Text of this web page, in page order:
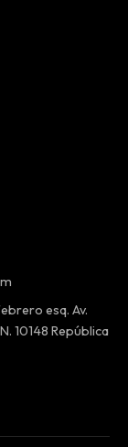
esq. Av.
10148 República